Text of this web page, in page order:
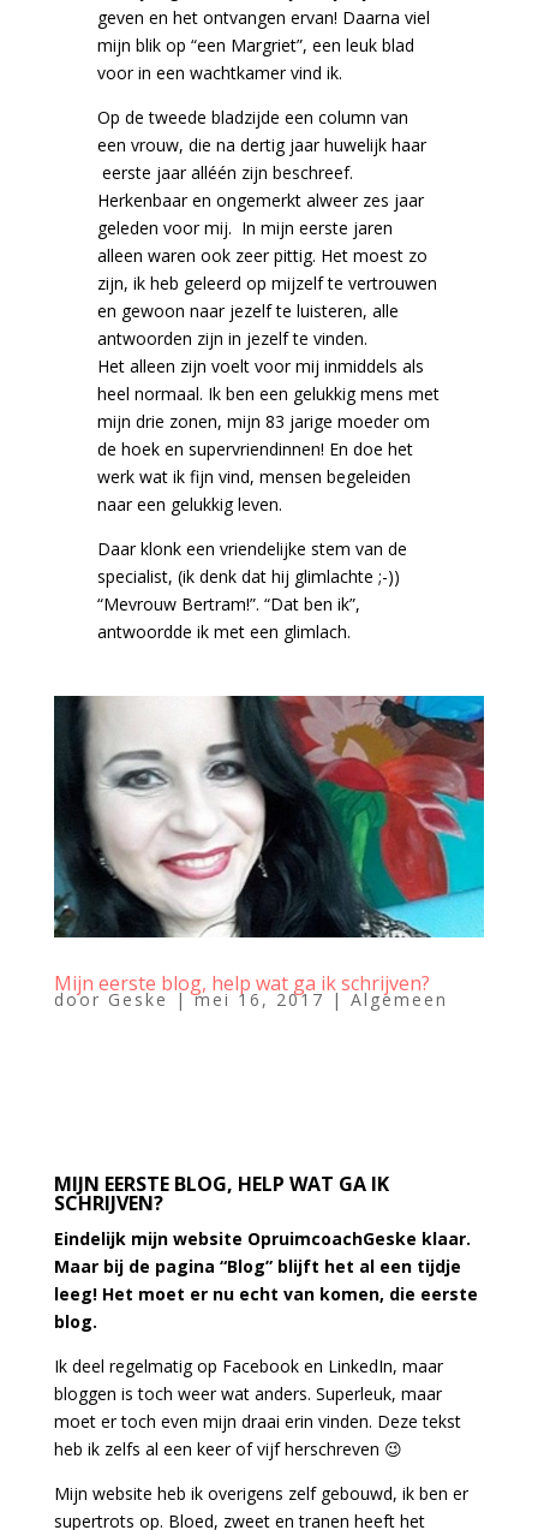
geven en het ontvangen ervan! Daarna viel
mijn blik op “een Margriet”, een leuk blad
voor in een wachtkamer vind ik.
Op de tweede bladzijde een column van
een vrouw, die na dertig jaar huwelijk haar
eerste jaar alléén zijn beschreef.
Herkenbaar en ongemerkt alweer zes jaar
geleden voor mij. In mijn eerste jaren
alleen waren ook zeer pittig. Het moest zo
zijn, ik heb geleerd op mijzelf te vertrouwen
en gewoon naar jezelf te luisteren, alle
antwoorden zijn in jezelf te vinden.
Het alleen zijn voelt voor mij inmiddels als
heel normaal. Ik ben een gelukkig mens met
mijn drie zonen, mijn 83 jarige moeder om
de hoek en supervriendinnen! En doe het
werk wat ik fijn vind, mensen begeleiden
naar een gelukkig leven.
Daar klonk een vriendelijke stem van de
specialist, (ik denk dat hij glimlachte ;-))
“Mevrouw Bertram!”. “Dat ben ik”,
antwoordde ik met een glimlach.
Mijn eerste blog, help wat ga ik schrijven?
door Geske |mei 16, 2017 | Algemeen
MIJN EERSTE BLOG, HELP WAT GA IK
SCHRIJVEN?
Eindelijk mijn website OpruimcoachGeske klaar.
Maar bij de pagina “Blog” blijft het al een tijdje
leeg! Het moet er nu echt van komen, die eerste
blog.
Ik deel regelmatig op Facebook en LinkedIn, maar
bloggen is toch weer wat anders. Superleuk, maar
moet er toch even mijn draai erin vinden. Deze tekst
heb ik zelfs al een keer of vijf herschreven 😉
Mijn website heb ik overigens zelf gebouwd, ik ben er
supertrots op. Bloed, zweet en tranen heeft het